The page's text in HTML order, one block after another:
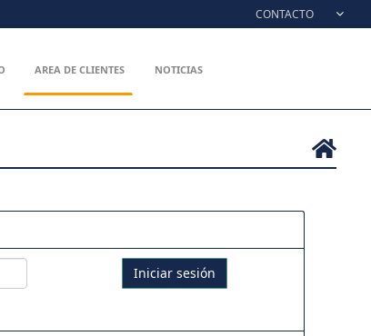
CONTACTO
AREA DE CLIENTES NOTICIAS
Iniciar sesión